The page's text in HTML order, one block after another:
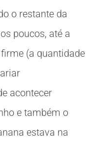
o restante da
poucos, até a
(a quantidade
acontecer
e também o
estava na